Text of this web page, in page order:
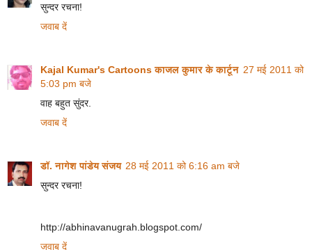
सुन्दर रचना!
जवाब दें
Kajal Kumar's Cartoons काजल कुमार के कार्टून 27 मई 2011 को
5:03 pm बजे
वाह बहुत सुंदर.
जवाब दें
डॉ. नागेश पांडेय संजय 28 मई 2011 को 6:16 am बजे
सुन्दर रचना!
http://abhinavanugrah.blogspot.com/
जवाब दें